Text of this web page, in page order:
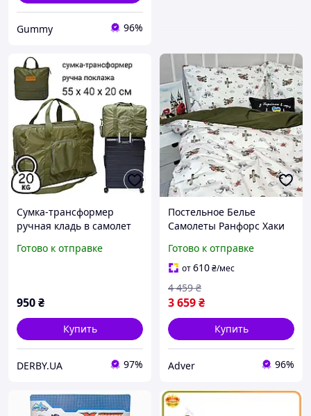
Gummy 96%
Сумка-трансформер
ручная кладь в самолет
чемодан DERBY 032401
Готово к отправке
950₴
Купить
DERBY.UA 97%
Постельное Белье
Самолеты Ранфорс Хаки
Літачки Ранфорс Хакі
Готово к отправке
от610₴/мес
3 659₴
4 459 ₴
Купить
Adver 96%